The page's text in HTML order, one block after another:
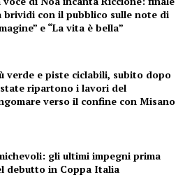
brividi con il pubblico sulle note di
e “La vita è bella”
verde e piste ciclabili, subito dopo
ripartono i lavori del
verso il confine con Misano
gli ultimi impegni prima
debutto in Coppa Italia